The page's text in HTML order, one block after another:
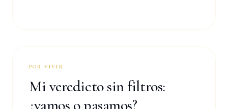
POR VIVIR
Mi veredicto sin filtros:
¿vamos o pasamos?